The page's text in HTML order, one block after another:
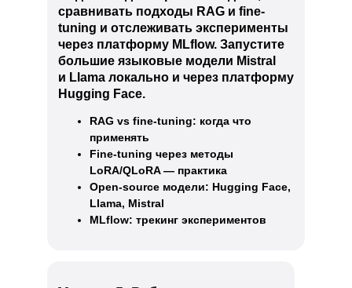
сравнивать подходы RAG и fine-
tuning и отслеживать эксперименты
через платформу MLflow. Запустите
большие языковые модели Mistral
и Llama локально и через платформу
Hugging Face.
RAG vs fine-tuning: когда что
применять
Fine-tuning через методы
LoRA/QLoRA — практика
Open-source модели: Hugging Face,
Llama, Mistral
MLflow: трекинг экспериментов